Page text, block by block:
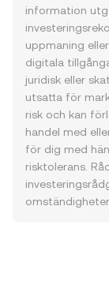
information
uppmaning
digitala
juridisk eller
utsatta för
risk och kan
handel med
för dig med
risktolerans.
omständigheter.